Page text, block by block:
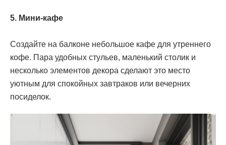
5. Мини-кафе
Создайте на балконе небольшое кафе для утреннего
кофе. Пара удобных стульев, маленький столик и
несколько элементов декора сделают это место
уютным для спокойных завтраков или вечерних
посиделок.